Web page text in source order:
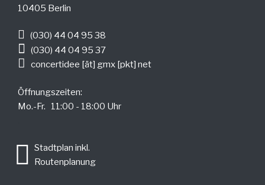
10405 Berlin
(030) 44 04 95 38
(030) 44 04 95 37
concertidee [ät] gmx [pkt] net
Öffnungszeiten:
Mo.-Fr. 11:00 - 18:00 Uhr
Stadtplan inkl.
Routenplanung